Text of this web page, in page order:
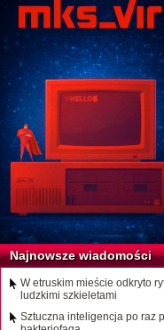
Najnowsze wiadomości
W etruskim mieście odkryto
ludzkimi szkieletami
Sztuczna inteligencja po raz